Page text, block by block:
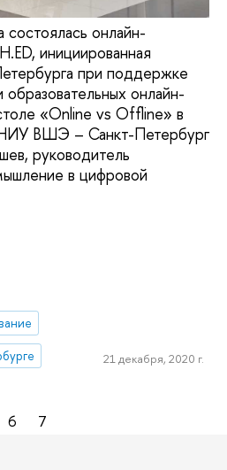
онлайн-
инициированная
при поддержке
онлайн-
«Online vs Offline» в
НИУ ВШЭ – Санкт-Петербург
руководитель
в цифровой
21 декабря, 2020 г.
6 7